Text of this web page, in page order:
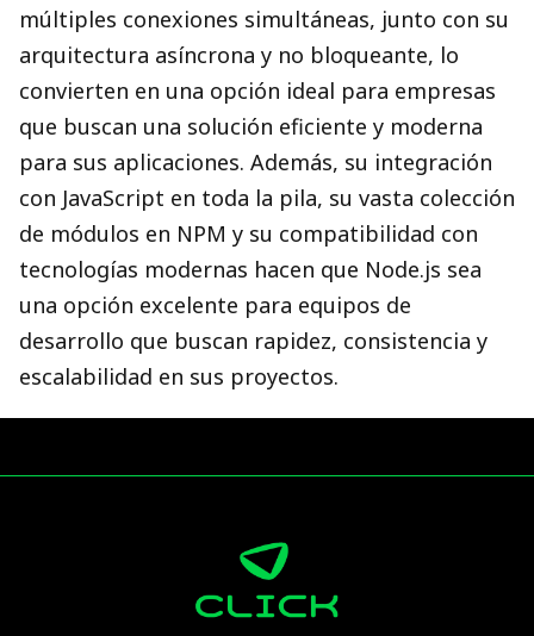
múltiples conexiones simultáneas, junto con su
arquitectura asíncrona y no bloqueante, lo
convierten en una opción ideal para empresas
que buscan una solución eficiente y moderna
para sus aplicaciones. Además, su integración
con JavaScript en toda la pila, su vasta colección
de módulos en NPM y su compatibilidad con
tecnologías modernas hacen que Node.js sea
una opción excelente para equipos de
desarrollo que buscan rapidez, consistencia y
escalabilidad en sus proyectos.